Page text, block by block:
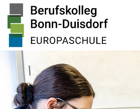
Zum Hauptinhalt springen